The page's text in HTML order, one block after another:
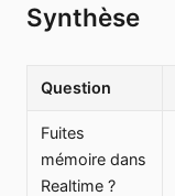
Synthèse
Question
Fuites
mémoire dans
Realtime ?